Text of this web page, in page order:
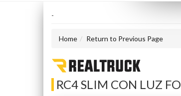
-
Home Return to Previous Page
RC4 SLIM CON LUZ